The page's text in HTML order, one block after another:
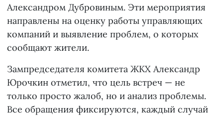
Александром Дубровиным. Эти мероприятия
направлены на оценку работы управляющих
компаний и выявление проблем, о которых
сообщают жители.
Зампредседателя комитета ЖКХ Александр
Юрочкин отметил, что цель встреч — не
только просто жалоб, но и анализ проблемы.
Все обращения фиксируются, каждый случай